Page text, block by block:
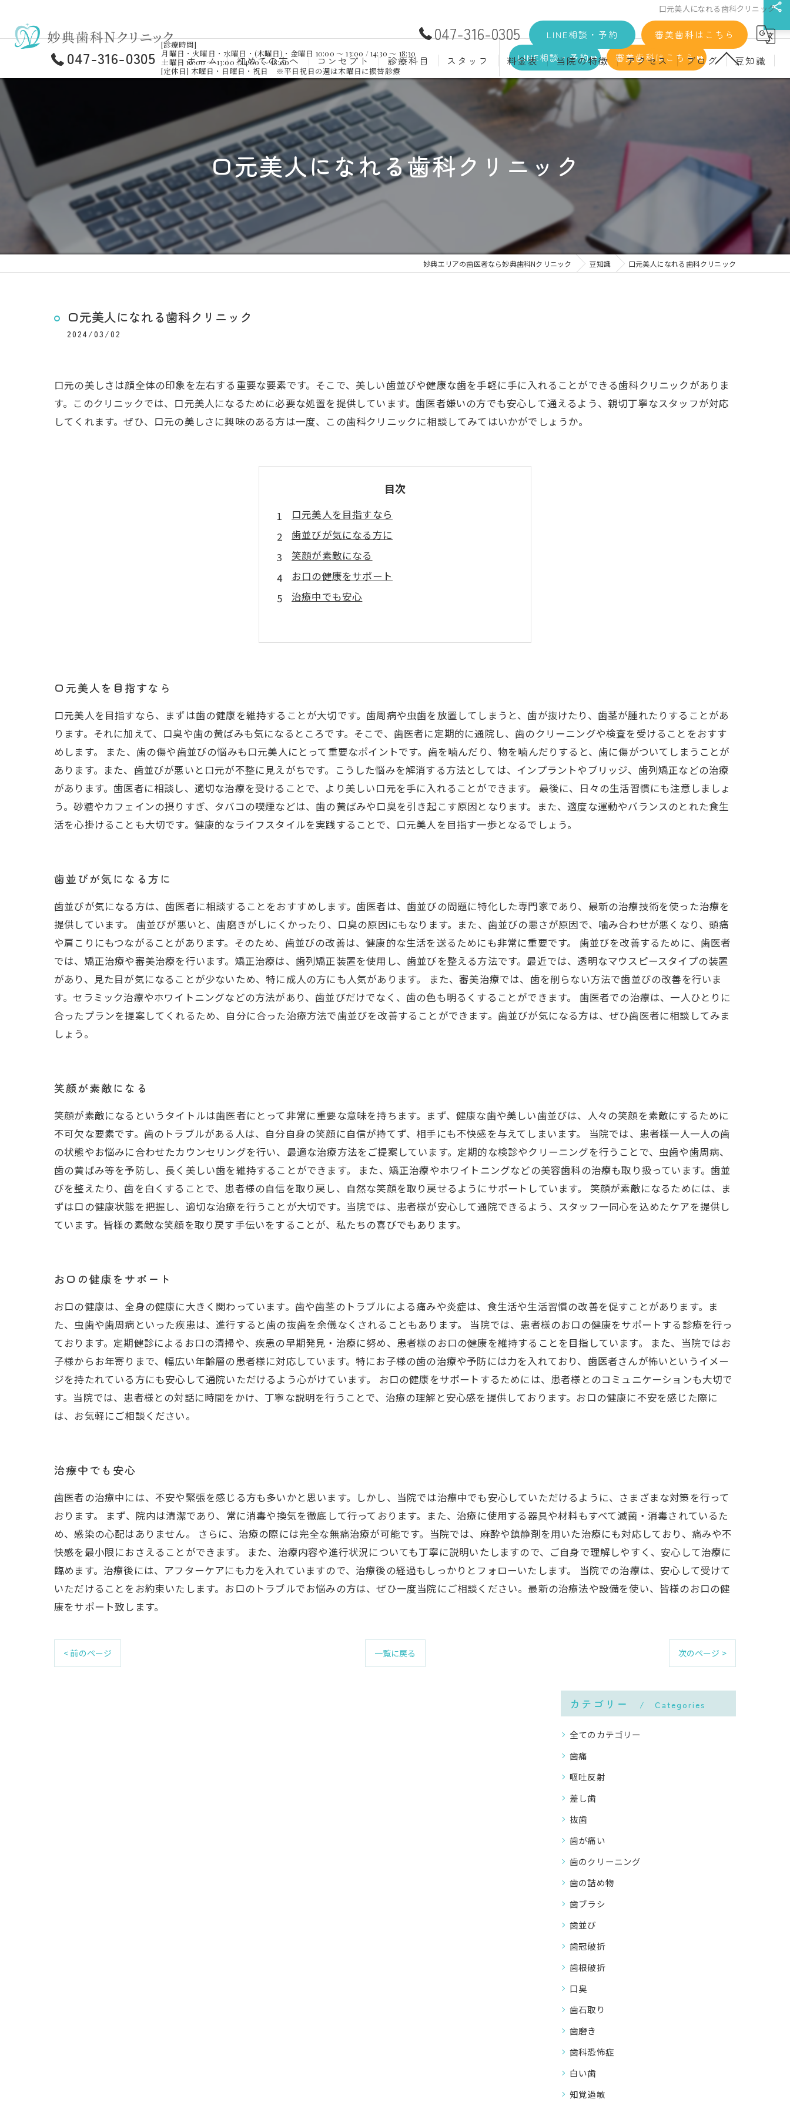
口元美人になれる歯科クリニック
047-316-0305 LINE相談・予約 審美歯科はこちら
ホーム 初めての方へ コンセプト 診療科目
むし歯治療 予防歯科
小児歯科 入れ歯(義歯)
口腔外科 歯周病治療
ホワイトニング
親知らず
大人の矯正 子どもの矯正
スタッフ 料金表
材料詳細
自費診療料金
当院の特徴
マウスピース矯正
インプラント
施設基準
アクセス ブログ 豆知識
口元美人になれる歯科クリニック
妙典エリアの歯医者なら妙典歯科Nクリニック 豆知識 口元美人になれる歯科クリニック
口元美人になれる歯科クリニック
2024/03/02
口元の美しさは顔全体の印象を左右する重要な要素です。そこで、美しい歯並びや健康な歯を手軽に手に入れることができる歯科クリニックがありま
す。このクリニックでは、口元美人になるために必要な処置を提供しています。歯医者嫌いの方でも安心して通えるよう、親切丁寧なスタッフが対応
してくれます。ぜひ、口元の美しさに興味のある方は一度、この歯科クリニックに相談してみてはいかがでしょうか。
目次
口元美人を目指すなら
歯並びが気になる方に
笑顔が素敵になる
お口の健康をサポート
治療中でも安心
口元美人を目指すなら
口元美人を目指すなら、まずは歯の健康を維持することが大切です。歯周病や虫歯を放置してしまうと、歯が抜けたり、歯茎が腫れたりすることがあ
ります。それに加えて、口臭や歯の黄ばみも気になるところです。そこで、歯医者に定期的に通院し、歯のクリーニングや検査を受けることをおすす
めします。 また、歯の傷や歯並びの悩みも口元美人にとって重要なポイントです。歯を噛んだり、物を噛んだりすると、歯に傷がついてしまうことが
あります。また、歯並びが悪いと口元が不整に見えがちです。こうした悩みを解消する方法としては、インプラントやブリッジ、歯列矯正などの治療
があります。歯医者に相談し、適切な治療を受けることで、より美しい口元を手に入れることができます。 最後に、日々の生活習慣にも注意しましょ
う。砂糖やカフェインの摂りすぎ、タバコの喫煙などは、歯の黄ばみや口臭を引き起こす原因となります。また、適度な運動やバランスのとれた食生
活を心掛けることも大切です。健康的なライフスタイルを実践することで、口元美人を目指す一歩となるでしょう。
歯並びが気になる方に
歯並びが気になる方は、歯医者に相談することをおすすめします。歯医者は、歯並びの問題に特化した専門家であり、最新の治療技術を使った治療を
提供しています。 歯並びが悪いと、歯磨きがしにくかったり、口臭の原因にもなります。また、歯並びの悪さが原因で、噛み合わせが悪くなり、頭痛
や肩こりにもつながることがあります。そのため、歯並びの改善は、健康的な生活を送るためにも非常に重要です。 歯並びを改善するために、歯医者
では、矯正治療や審美治療を行います。矯正治療は、歯列矯正装置を使用し、歯並びを整える方法です。最近では、透明なマウスピースタイプの装置
があり、見た目が気になることが少ないため、特に成人の方にも人気があります。 また、審美治療では、歯を削らない方法で歯並びの改善を行いま
す。セラミック治療やホワイトニングなどの方法があり、歯並びだけでなく、歯の色も明るくすることができます。 歯医者での治療は、一人ひとりに
合ったプランを提案してくれるため、自分に合った治療方法で歯並びを改善することができます。歯並びが気になる方は、ぜひ歯医者に相談してみま
しょう。
笑顔が素敵になる
笑顔が素敵になるというタイトルは歯医者にとって非常に重要な意味を持ちます。まず、健康な歯や美しい歯並びは、人々の笑顔を素敵にするために
不可欠な要素です。歯のトラブルがある人は、自分自身の笑顔に自信が持てず、相手にも不快感を与えてしまいます。 当院では、患者様一人一人の歯
の状態やお悩みに合わせたカウンセリングを行い、最適な治療方法をご提案しています。定期的な検診やクリーニングを行うことで、虫歯や歯周病、
歯の黄ばみ等を予防し、長く美しい歯を維持することができます。 また、矯正治療やホワイトニングなどの美容歯科の治療も取り扱っています。歯並
びを整えたり、歯を白くすることで、患者様の自信を取り戻し、自然な笑顔を取り戻せるようにサポートしています。 笑顔が素敵になるためには、ま
ずは口の健康状態を把握し、適切な治療を行うことが大切です。当院では、患者様が安心して通院できるよう、スタッフ一同心を込めたケアを提供し
ています。皆様の素敵な笑顔を取り戻す手伝いをすることが、私たちの喜びでもあります。
お口の健康をサポート
お口の健康は、全身の健康に大きく関わっています。歯や歯茎のトラブルによる痛みや炎症は、食生活や生活習慣の改善を促すことがあります。ま
た、虫歯や歯周病といった疾患は、進行すると歯の抜歯を余儀なくされることもあります。 当院では、患者様のお口の健康をサポートする診療を行っ
ております。定期健診によるお口の清掃や、疾患の早期発見・治療に努め、患者様のお口の健康を維持することを目指しています。 また、当院ではお
子様からお年寄りまで、幅広い年齢層の患者様に対応しています。特にお子様の歯の治療や予防には力を入れており、歯医者さんが怖いというイメー
ジを持たれている方にも安心して通院いただけるよう心がけています。 お口の健康をサポートするためには、患者様とのコミュニケーションも大切で
す。当院では、患者様との対話に時間をかけ、丁寧な説明を行うことで、治療の理解と安心感を提供しております。お口の健康に不安を感じた際に
は、お気軽にご相談ください。
治療中でも安心
歯医者の治療中には、不安や緊張を感じる方も多いかと思います。しかし、当院では治療中でも安心していただけるように、さまざまな対策を行って
おります。 まず、院内は清潔であり、常に消毒や換気を徹底して行っております。また、治療に使用する器具や材料もすべて滅菌・消毒されているた
め、感染の心配はありません。 さらに、治療の際には完全な無痛治療が可能です。当院では、麻酔や鎮静剤を用いた治療にも対応しており、痛みや不
快感を最小限におさえることができます。 また、治療内容や進行状況についても丁寧に説明いたしますので、ご自身で理解しやすく、安心して治療に
臨めます。治療後には、アフターケアにも力を入れていますので、治療後の経過もしっかりとフォローいたします。 当院での治療は、安心して受けて
いただけることをお約束いたします。お口のトラブルでお悩みの方は、ぜひ一度当院にご相談ください。最新の治療法や設備を使い、皆様のお口の健
康をサポート致します。
< 前のページ 一覧に戻る 次のページ >
カテゴリー Categories
全てのカテゴリー
歯痛
嘔吐反射
差し歯
抜歯
歯が痛い
歯のクリーニング
歯の詰め物
歯ブラシ
歯並び
歯冠破折
歯根破折
口臭
歯石取り
歯磨き
歯科恐怖症
白い歯
知覚過敏
047-316-0305
[診療時間]
月曜日・火曜日・水曜日・(木曜日)・金曜日 10:00 ～ 13:00 / 14:30 ～ 18:30
土曜日 10:00 ～ 13:00 / 14:00 ～ 18:00
[定休日] 木曜日・日曜日・祝日 ※平日祝日の週は木曜日に振替診療
LINE相談・予約 審美歯科はこちら